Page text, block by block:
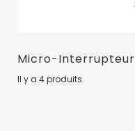
Micro-Interrupteur
Il y a 4 produits.